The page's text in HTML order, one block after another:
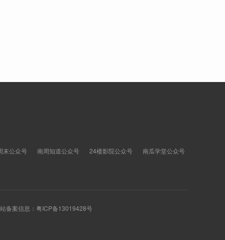
末公众号 南周知道公众号 24楼影院公众号 南瓜学堂公众号
备案信息： 粤ICP备13019428号